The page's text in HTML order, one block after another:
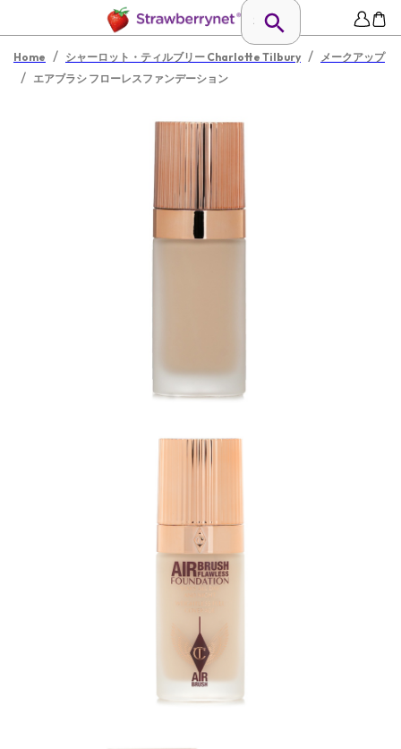
Home / シャーロット・ティルブリー Charlotte Tilbury / メークアップ
/ エアブラシ フローレスファンデーション